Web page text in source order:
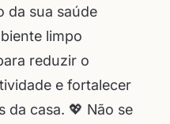
da sua saúde
limpo
reduzir o
e fortalecer
da casa. 💖 Não se